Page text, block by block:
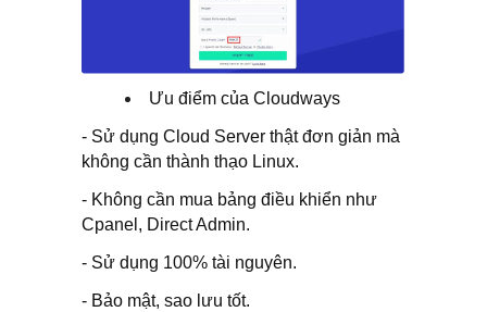
Ưu điểm của Cloudways
- Sử dụng Cloud Server thật đơn giản mà
không cần thành thạo Linux.
- Không cần mua bảng điều khiển như
Cpanel, Direct Admin.
- Sử dụng 100% tài nguyên.
- Bảo mật, sao lưu tốt.